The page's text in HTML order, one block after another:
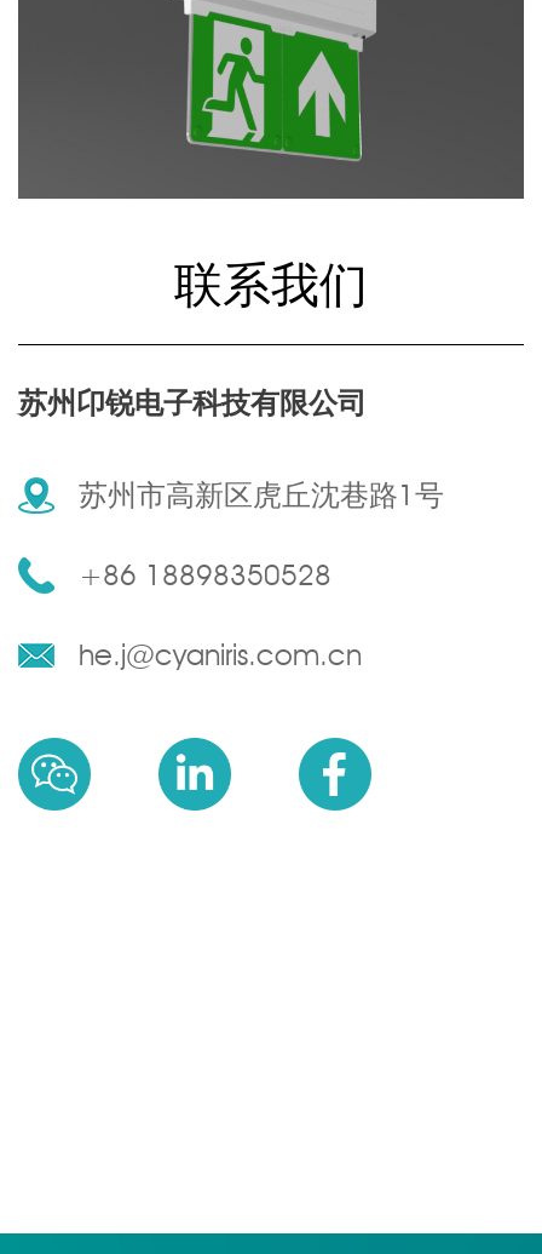
联系我们
苏州卬锐电子科技有限公司
苏州市高新区虎丘沈巷路1号
+86 18898350528
he.j@cyaniris.com.cn